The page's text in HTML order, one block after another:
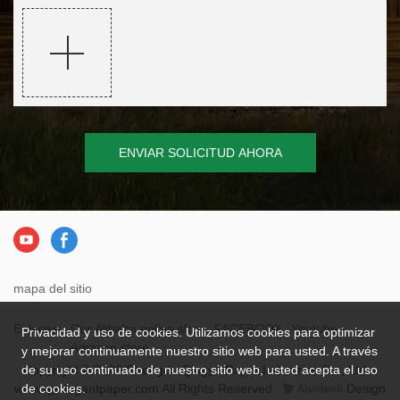
ENVIAR SOLICITUD AHORA
mapa del sitio
Enlaces：Our Alibaba online shop FACEBOOK
Youtube
Amazon store
Copyright © 2026 Chengdu Qingya Paper Industries Co., Ltd. -
www.qyelegantpaper.com All Rights Reserved.
Design
Privacidad y uso de cookies. Utilizamos cookies para optimizar
y mejorar continuamente nuestro sitio web para usted. A través
de su uso continuado de nuestro sitio web, usted acepta el uso
de cookies.